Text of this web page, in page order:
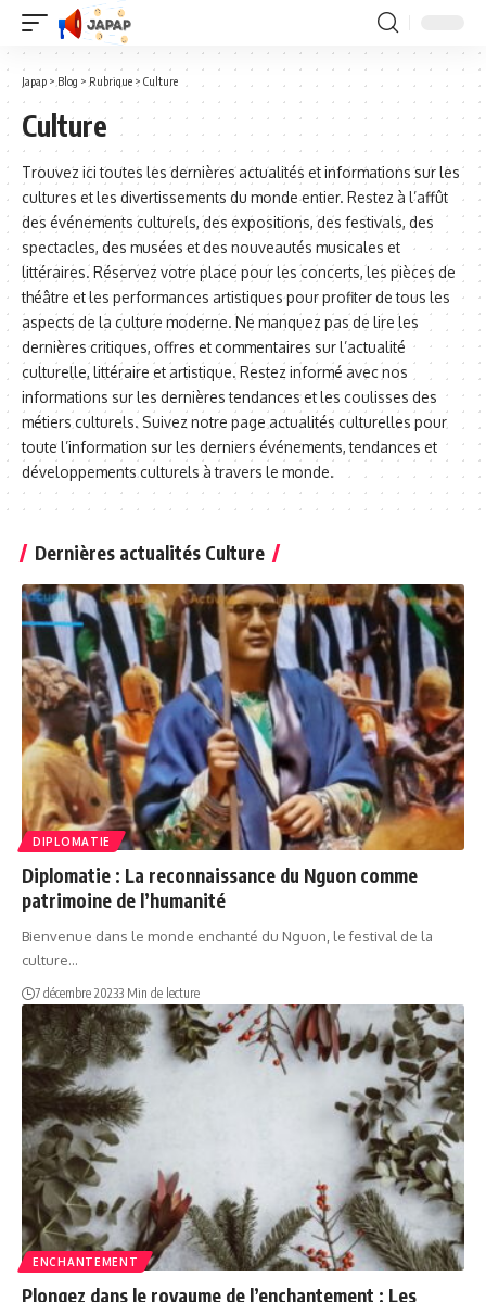
Japap > Blog > Rubrique > Culture
Culture
Trouvez ici toutes les dernières actualités et informations sur les
cultures et les divertissements du monde entier. Restez à l’affût
des événements culturels, des expositions, des festivals, des
spectacles, des musées et des nouveautés musicales et
littéraires. Réservez votre place pour les concerts, les pièces de
théâtre et les performances artistiques pour profiter de tous les
aspects de la culture moderne. Ne manquez pas de lire les
dernières critiques, offres et commentaires sur l’actualité
culturelle, littéraire et artistique. Restez informé avec nos
informations sur les dernières tendances et les coulisses des
métiers culturels. Suivez notre page actualités culturelles pour
toute l’information sur les derniers événements, tendances et
développements culturels à travers le monde.
Dernières actualités Culture
DIPLOMATIE
Diplomatie : La reconnaissance du Nguon comme
patrimoine de l’humanité
Bienvenue dans le monde enchanté du Nguon, le festival de la
culture…
7 décembre 20233 Min de lecture
ENCHANTEMENT
Plongez dans le royaume de l’enchantement : Les